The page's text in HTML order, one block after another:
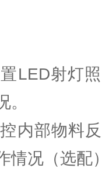
LED射灯
内部物料
情况（选配